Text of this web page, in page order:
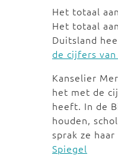
Het totaal
Het totaal
Duitsland
de cijfers van
Kanselier
het met de
heeft. In de
houden,
sprak ze
Spiegel